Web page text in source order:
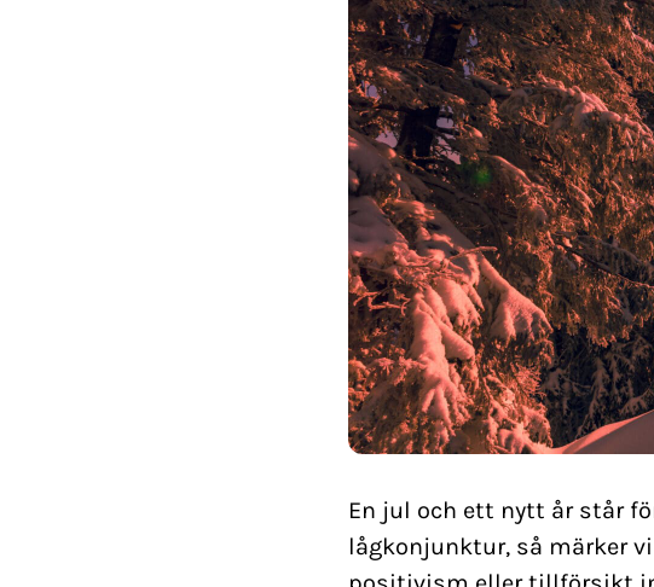
En jul och ett nytt år står
lågkonjunktur, så märker